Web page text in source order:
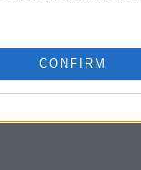
CONFIRM